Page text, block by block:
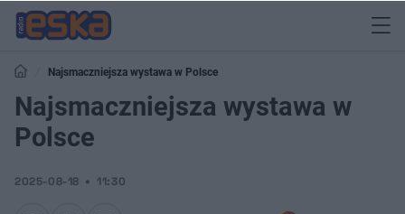
Najsmaczniejsza wystawa w Polsce
Najsmaczniejsza wystawa w
Polsce
2025-08-18 11:30